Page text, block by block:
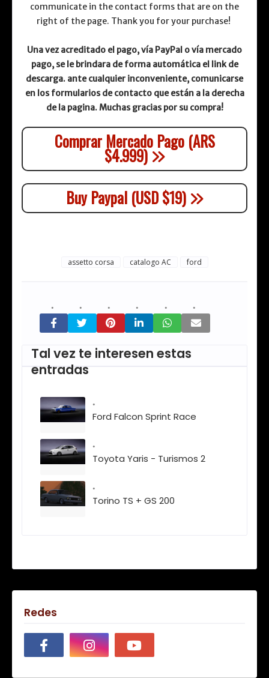
communicate in the contact forms that are on the
right of the page. Thank you for your purchase!
Una vez acreditado el pago, vía PayPal o vía mercado
pago, se le brindara de forma automática el link de
descarga. ante cualquier inconveniente, comunicarse
en los formularios de contacto que están a la derecha
de la pagina. Muchas gracias por su compra!
Comprar Mercado Pago (ARS
$4.999)
Buy Paypal (USD $19)
assetto corsa catalogo AC ford
Tal vez te interesen estas
entradas
Ford Falcon Sprint Race
Toyota Yaris - Turismos 2
Torino TS + GS 200
Redes